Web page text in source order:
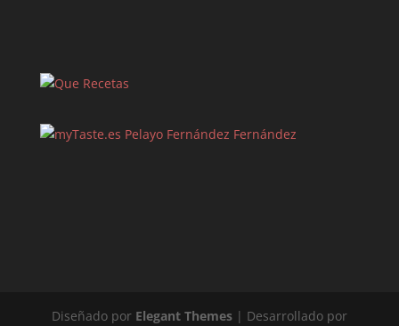
Pelayo Fernández Fernández
Diseñado por Elegant Themes| Desarrollado por